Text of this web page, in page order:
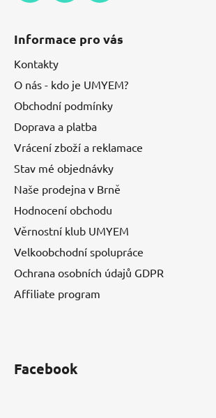
Informace pro vás
Kontakty
O nás - kdo je UMYEM?
Obchodní podmínky
Doprava a platba
Vrácení zboží a reklamace
Stav mé objednávky
Naše prodejna v Brně
Hodnocení obchodu
Věrnostní klub UMYEM
Velkoobchodní spolupráce
Ochrana osobních údajů GDPR
Affiliate program
Facebook